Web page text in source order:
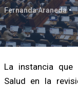
Fernanda Araneda
La instancia que
Salud en la